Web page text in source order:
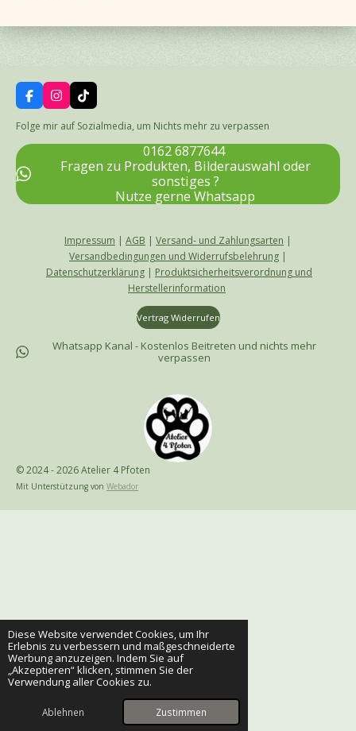
Diese Website verwendet Cookies, um Ihr
Erlebnis zu verbessern und maßgeschneiderte
Werbung anzuzeigen. Indem Sie auf
„Akzeptieren“ klicken, stimmen Sie der
Verwendung aller Cookies zu.
Ablehnen Zustimmen
F
a
c
e
b
o
k
I
n
s
a
T
i
k
o
Folge mir auf Sozialmedia, um Nichts mehr zu verpassen
0162 6877644
Fragen zu Produkten, Bilderauswahl oder
sonstiges ?
Nutze gerne Whatsapp
Impressum | AGB | Versand- und Zahlungsarten |
Versandbedingungen und Widerrufsbelehrung |
Datenschutzerklärung | Produktsicherheitsverordnung und
Herstellerinformation
Vertrag Widerrufen
Whatsapp Kanal - Kostenlos Beitreten und nichts mehr
verpassen
© 2024 - 2026 Atelier 4 Pfoten
Mit Unterstützung von Webador